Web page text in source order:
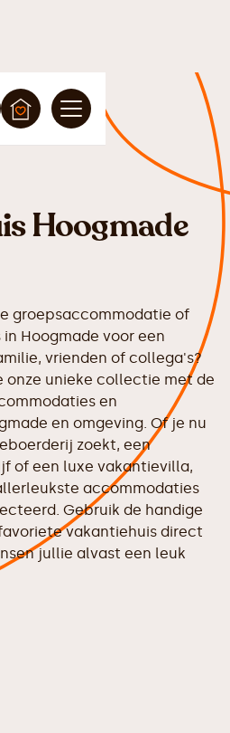
Hoogmade
groepsaccommodatie of
Hoogmade voor een
vrienden of collega's?
onze unieke collectie met de
en
en omgeving. Of je nu
zoekt, een
of een luxe vakantievilla,
accommodaties
Gebruik de handige
vakantiehuis direct
jullie alvast een leuk